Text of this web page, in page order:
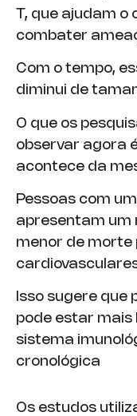
T, que ajudam
combater
Com o tempo,
diminui de
O que os
observar agora
acontece da
Pessoas com
apresentam um
menor de morte
Isso sugere que
pode estar mais
sistema
cronológica
Os estudos